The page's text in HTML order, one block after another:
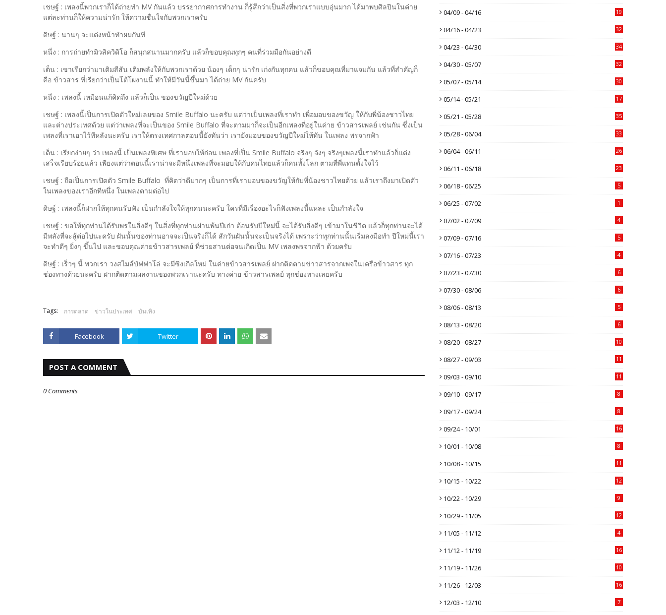
เชษฐ์ : เพลงนี้พวกเราก็ได้ถ่ายทำ MV กันแล้ว บรรยากาศการทำงาน ก็รู้สึกว่าเป็นสิ่งที่พวกเราแบบอุ่นมาก ได้มาพบศิลปินในค่าย
แต่ละท่านก็ให้ความน่ารัก ให้ความชื่นใจกับพวกเราครับ
ดิษฐ์ : นานๆ จะแต่งหน้าทำผมกันที
หนึ่ง : การถ่ายทำมิวสิควิดิโอ ก็สนุกสนานมากครับ แล้วก็ขอบคุณทุกๆ คนที่ร่วมมือกันอย่างดี
เต็น : เขาเรียกว่ามาเติมสีสัน เติมพลังให้กับพวกเราด้วย น้องๆ เด็กๆ น่ารัก เก่งกันทุกคน แล้วก็ขอบคุณที่มาแจมกัน แล้วที่สำคัญก็
คือ ข้าวสาร ที่เรียกว่าเป็นโต้โผงานนี้ ทำให้มีวันนี้ขึ้นมา ได้ถ่าย MV กันครับ
หนึ่ง : เพลงนี้ เหมือนแก้คิดถึง แล้วก็เป็น ของขวัญปีใหม่ด้วย
เชษฐ์ : เพลงนี้เป็นการเปิดตัวใหม่เลยของ Smile Buffalo นะครับ แต่ว่าเป็นเพลงที่เราทำ เพื่อมอบของขวัญ ให้กับพี่น้องชาวไทย
และต่างประเทศด้วย แต่ว่าเพลงที่จะเป็นของ Smile Buffalo ที่จะตามมาก็จะเป็นอีกเพลงที่อยู่ในค่าย ข้าวสารเพลย์ เช่นกัน ซึ่งเป็น
เพลงที่เราเอาไว้ทีหลังนะครับ เราให้ตรงเทศกาลตอนนี้ยังทันว่า เรายังมอบของขวัญปีใหม่ให้ทัน ในเพลง พรจากฟ้า
เต็น : เรียกง่ายๆ ว่า เพลงนี้ เป็นเพลงพิเศษ ที่เรามอบให้ก่อน เพลงที่เป็น Smile Buffalo จริงๆ จังๆ จริงๆเพลงนี้เราทำแล้วก็แต่ง
เสร็จเรียบร้อยแล้ว เพียงแต่ว่าตอนนี้เราน่าจะมีหนึ่งเพลงที่จะมอบให้กับคนไทยแล้วก็คนทั้งโลก ตามที่พี่แทนตั้งใจไว้
เชษฐ์ : ถือเป็นการเปิดตัว Smile Buffalo ที่คิดว่าดีมากๆ เป็นการที่เรามอบของขวัญให้กับพี่น้องชาวไทยด้วย แล้วเราถึงมาเปิดตัว
ในเพลงของเราอีกทีหนึ่ง ในเพลงตามต่อไป
ดิษฐ์ : เพลงนี้ก็ฝากให้ทุกคนรับฟัง เป็นกำลังใจให้ทุกคนนะครับ ใครที่มีเรื่องอะไรก็ฟังเพลงนี้แหละ เป็นกำลังใจ
เชษฐ์ : ขอให้ทุกท่านได้รับพรในสิ่งดีๆ ในสิ่งที่ทุกท่านผ่านพ้นปีเก่า ต้อนรับปีใหม่นี้ จะได้รับสิ่งดีๆ เข้ามาในชีวิต แล้วก็ทุกท่านจะได้
มีพลังที่จะสู้ต่อไปนะครับ ฝันนั้นของท่านอาจจะเป็นจริงก็ได้ สักวันฝันนั้นจะเป็นจริงได้ เพราะว่าทุกท่านนั้นเริ่มลงมือทำ ปีใหม่นี้เรา
จะทำดีๆ ยิ่งๆ ขึ้นไป และขอบคุณค่ายข้าวสารเพลย์ ที่ช่วยสานต่อจนเกิดเป็น MV เพลงพรจากฟ้า ด้วยครับ
ดิษฐ์ : เร็วๆ นี้ พวกเรา วงสไมล์บัฟฟาโล่ จะมีซิงเกิลใหม่ ในค่ายข้าวสารเพลย์ ฝากติดตามข่าวสารจากเพจในเครือข้าวสาร ทุก
ช่องทางด้วยนะครับ ฝากติดตามผลงานของพวกเรานะครับ ทางค่าย ข้าวสารเพลย์ ทุกช่องทางเลยครับ
Tags: การตลาด ข่าวในประเทศ บันเทิง
Facebook Twitter
POST A COMMENT
0 Comments
04/09 - 04/16 19
04/16 - 04/23 32
04/23 - 04/30 34
04/30 - 05/07 32
05/07 - 05/14 30
05/14 - 05/21 17
05/21 - 05/28 35
05/28 - 06/04 33
06/04 - 06/11 26
06/11 - 06/18 23
06/18 - 06/25 5
06/25 - 07/02 1
07/02 - 07/09 4
07/09 - 07/16 5
07/16 - 07/23 4
07/23 - 07/30 6
07/30 - 08/06 6
08/06 - 08/13 5
08/13 - 08/20 6
08/20 - 08/27 10
08/27 - 09/03 11
09/03 - 09/10 11
09/10 - 09/17 8
09/17 - 09/24 8
09/24 - 10/01 16
10/01 - 10/08 8
10/08 - 10/15 11
10/15 - 10/22 12
10/22 - 10/29 9
10/29 - 11/05 12
11/05 - 11/12 4
11/12 - 11/19 16
11/19 - 11/26 10
11/26 - 12/03 16
12/03 - 12/10 7